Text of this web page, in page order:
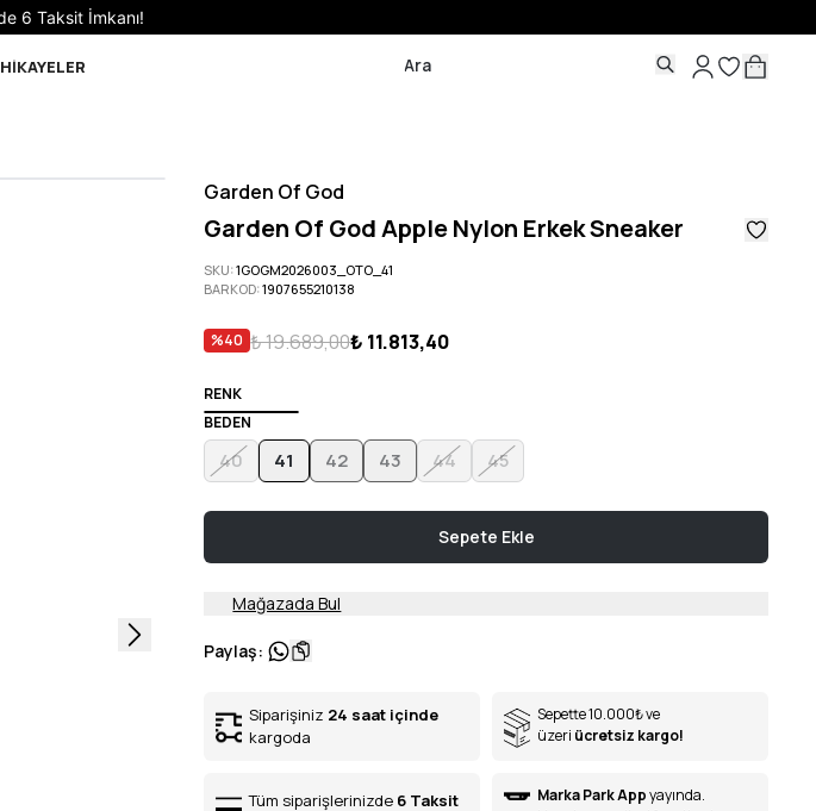
Sepette 10.000 ₺ ve üzeri Ücretsiz Kargo!
HİKAYELER
Garden Of God
Garden Of God Apple Nylon Erkek Sneaker
SKU:1GOGM2026003_OTO_41
BARKOD:1907655210138
%40 ₺ 19.689,00₺ 11.813,40
RENK
BEDEN
40 41 42 43 44 45
Sepete Ekle
Mağazada Bul
Paylaş:
Siparişiniz 24 saat içinde
kargoda
Sepette 10.000₺ve
üzeri ücretsiz kargo!
Tüm siparişlerinizde 6 Taksit
Marka Park Appyayında.